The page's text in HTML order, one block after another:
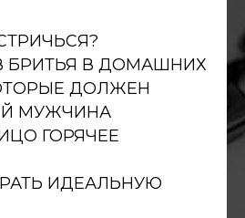
БРИТЬЯ В ДОМАШНИХ
ДОЛЖЕН
МУЖЧИНА
ГОРЯЧЕЕ
ИДЕАЛЬНУЮ